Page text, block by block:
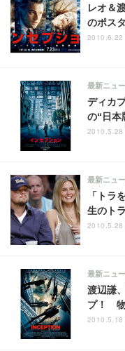
レオ＆
のポス
2010.6.22
ディカ
の“日本
最新ニュ
2010.5.28
「トラ
生のト
最新ニュ
2010.5.28
渡辺謙
プ！ 物
最新ニュ
2010.5.18